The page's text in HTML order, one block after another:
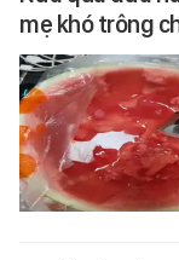
mẹ khó trông